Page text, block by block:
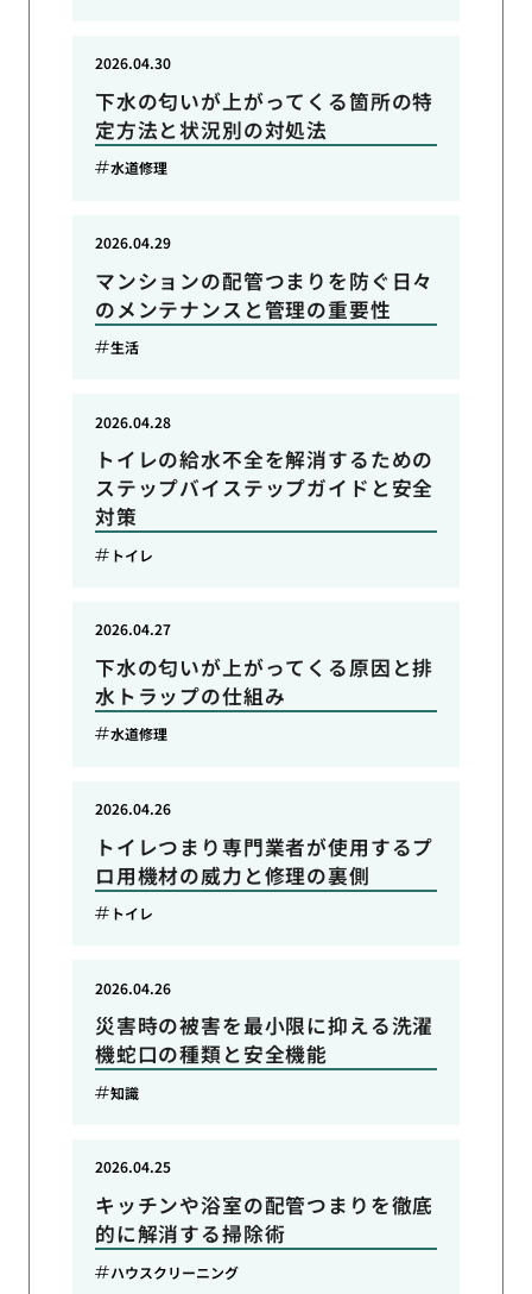
下水の匂いが上がってくる箇所の特
定方法と状況別の対処法
2026.04.30
水道修理
マンションの配管つまりを防ぐ日々
のメンテナンスと管理の重要性
2026.04.29
生活
トイレの給水不全を解消するための
ステップバイステップガイドと安全
対策
2026.04.28
トイレ
下水の匂いが上がってくる原因と排
水トラップの仕組み
2026.04.27
水道修理
トイレつまり専門業者が使用するプ
ロ用機材の威力と修理の裏側
2026.04.26
トイレ
災害時の被害を最小限に抑える洗濯
機蛇口の種類と安全機能
2026.04.26
知識
キッチンや浴室の配管つまりを徹底
的に解消する掃除術
2026.04.25
ハウスクリーニング